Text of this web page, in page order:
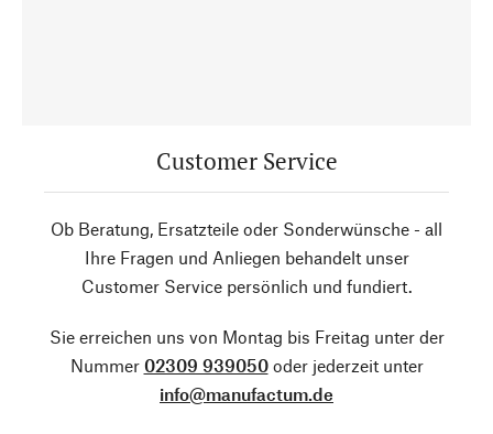
Customer Service
Ob Beratung, Ersatzteile oder Sonderwünsche - all
Ihre Fragen und Anliegen behandelt unser
Customer Service persönlich und fundiert.
Sie erreichen uns von Montag bis Freitag unter der
Nummer 02309 939050oder jederzeit unter
info@manufactum.de